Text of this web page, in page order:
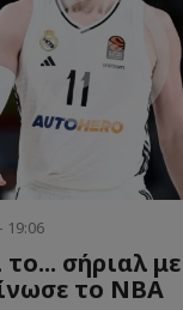
19:06
το... σήριαλ
το ΝΒΑ